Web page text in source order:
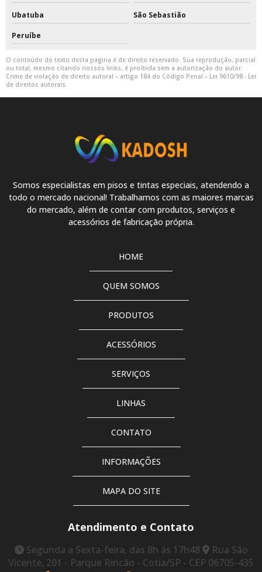
Tinta poliuretano para piso de concreto
Tinta poliuretano pu
Tinta pu
Tinta pu branca brilhante
Tinta pu cinza escuro
Tinta pu cinza grafite
Tinta pu para piso industrial
Tinta pu para piso rendimento
Tinta pu preto fosco
Trave de futebol de campo
Ubatuba São Sebastião
Peruíbe
O conteúdo do texto desta página é de direito reservado. Sua reprodução, parcial
ou total, mesmo citando nossos links, é proibida sem a autorização do autor.
Crime de violação de direito autoral – artigo 184 do Código Penal – Lei 9610/98 - Lei
de direitos autorais
Somos especialistas em pisos e tintas especiais, atendendo a
todo o mercado nacional! Trabalhamos com as maiores marcas
do mercado, além de contar com produtos, serviços e
acessórios de fabricação própria.
HOME
QUEM SOMOS
PRODUTOS
ACESSÓRIOS
SERVIÇOS
LINHAS
CONTATO
INFORMAÇÕES
MAPA DO SITE
Atendimento e Contato
Segunda a Sexta-feira, das 8h às 17h48
Rua São
Vicente, 201 - Parque Rincão - Cotia/SP - CEP 06705-435